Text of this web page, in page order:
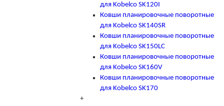
для Kobelco SK120I
Ковши планировочные поворотные
для Kobelco SK140SR
Ковши планировочные поворотные
для Kobelco SK150LC
Ковши планировочные поворотные
для Kobelco SK160V
Ковши планировочные поворотные
для Kobelco SK170
+